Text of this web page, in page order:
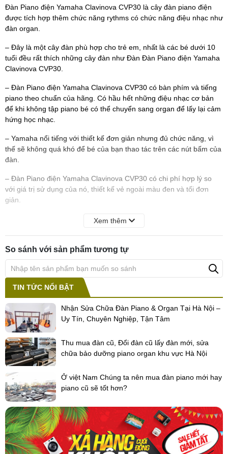
Đàn Piano điện Yamaha Clavinova CVP30 là cây đàn piano điện
được tích hợp thêm chức năng rythms có chức năng điệu nhạc như
đàn organ.
– Đây là một cây đàn phù hợp cho trẻ em, nhất là các bé dưới 10
tuổi đều rất thích những cây đàn như Đàn Đàn Piano điện Yamaha
Clavinova CVP30.
– Đàn Piano điện Yamaha Clavinova CVP30 có bàn phím và tiếng
piano theo chuẩn của hãng. Có hầu hết những điệu nhạc cơ bản
để khi không tập piano bé có thể chuyển sang organ để lấy lại cảm
hứng học nhạc.
– Yamaha nổi tiếng với thiết kế đơn giản nhưng đủ chức năng, vì
thế sẽ không quá khó để bé của bạn thao tác trên các nút bấm của
đàn.
– Đàn Piano điện Yamaha Clavinova CVP30 có chi phí hợp lý so
với giá trị sử dụng của nó, thiết kế vẻ ngoài màu đen và tối đơn
giản.
Xem thêm
So sánh với sản phẩm tương tự
TIN TỨC NỔI BẬT
Nhận Sửa Chữa Đàn Piano & Organ Tại Hà Nội –
Uy Tín, Chuyên Nghiệp, Tận Tâm
Thu mua đàn cũ, Đổi đàn cũ lấy đàn mới, sửa
chữa bảo dưỡng piano organ khu vực Hà Nội
Ở việt Nam Chúng ta nên mua đàn piano mới hay
piano cũ sẽ tốt hơn?